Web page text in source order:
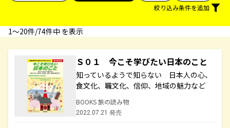
絞り込み条件を追加
1〜20件/74件中 を表示
Ｓ０１ 今こそ学びたい日本のこと
知っているようで知らない 日本人の心、
食文化、職文化、信仰、地域の魅力など
BOOKS 旅の読み物
2022.07.21 発売